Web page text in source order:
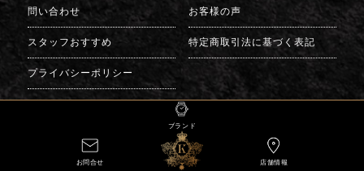
問い合わせ お客様の声
スタッフおすすめ 特定商取引法に基づく表記
プライバシーポリシー
Copyright(C)Jewelry Kamata All Rights Reserved.
ブランド
お問合せ 店舗情報